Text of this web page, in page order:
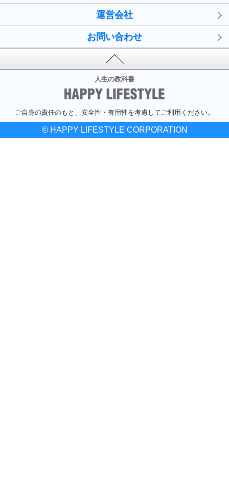
運営会社
お問い合わせ
人生の教科書
ご自身の責任のもと、安全性・有用性を考慮してご利用ください。
© HAPPY LIFESTYLE CORPORATION